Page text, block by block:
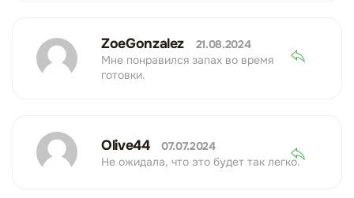
ZoeGonzalez
21.08.2024
Мне понравился запах во время
готовки.
Olive44
07.07.2024
Не ожидала, что это будет так легко.